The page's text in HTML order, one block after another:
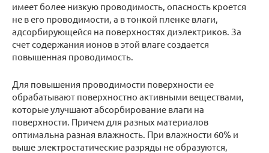
имеет более низкую проводимость, опасность кроется
не в его проводимости, а в тонкой пленке влаги,
адсорбирующейся на поверхностях диэлектриков. За
счет содержания ионов в этой влаге создается
повышенная проводимость.
Для повышения проводимости поверхности ее
обрабатывают поверхностно активными веществами,
которые улучшают абсорбирование влаги на
поверхности. Причем для разных материалов
оптимальна разная влажность. При влажности 60% и
выше электростатические разряды не образуются,